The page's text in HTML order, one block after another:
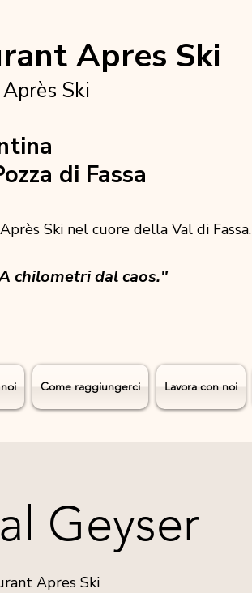
Apres Ski
Ski
di Fassa
Ski nel cuore della Val di Fassa.
chilometri dal caos."
Come raggiungerci Lavora con noi
Geyser
Apres Ski